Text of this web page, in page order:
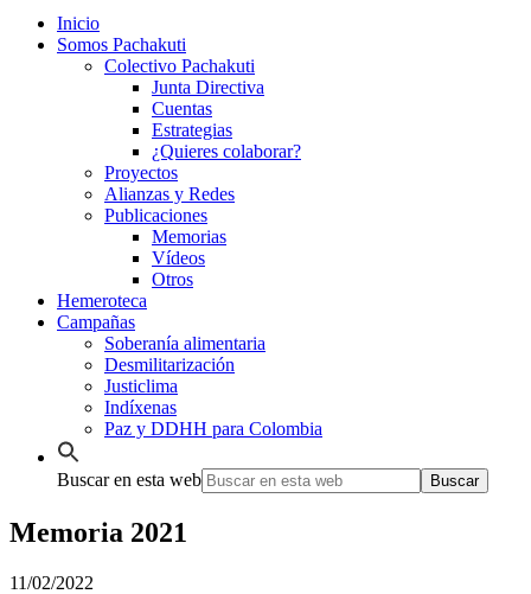
Inicio
Somos Pachakuti
Colectivo Pachakuti
Junta Directiva
Cuentas
Estrategias
¿Quieres colaborar?
Proyectos
Alianzas y Redes
Publicaciones
Memorias
Vídeos
Otros
Hemeroteca
Campañas
Soberanía alimentaria
Desmilitarización
Justiclima
Indíxenas
Paz y DDHH para Colombia
Buscar en esta web
Memoria 2021
11/02/2022